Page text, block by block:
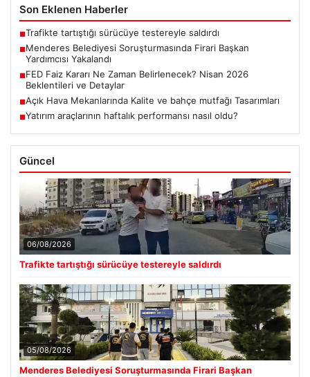
Son Eklenen Haberler
■Trafikte tartıştığı sürücüye testereyle saldırdı
■Menderes Belediyesi Soruşturmasında Firari Başkan
Yardımcısı Yakalandı
■FED Faiz Kararı Ne Zaman Belirlenecek? Nisan 2026
Beklentileri ve Detaylar
■Açık Hava Mekanlarında Kalite ve bahçe mutfağı Tasarımları
■Yatırım araçlarının haftalık performansı nasıl oldu?
Güncel
06/08/2026
Trafikte tartıştığı sürücüye testereyle saldırdı
05/08/2026
Menderes Belediyesi Soruşturmasında Firari Başkan